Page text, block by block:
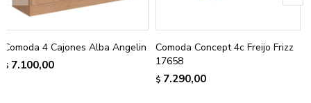
Comoda 4 Cajones Alba Angelin
$ 7.100,00
Comoda Concept 4c Freijo Frizz
17658
$ 7.290,00